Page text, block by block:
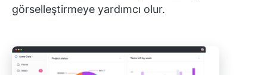
görselleştirmeye yardımcı olur.